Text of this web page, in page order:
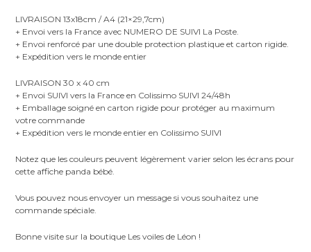
LIVRAISON 13x18cm / A4 (21×29,7cm)
+ Envoi vers la France avec NUMERO DE SUIVI La Poste.
+ Envoi renforcé par une double protection plastique et carton rigide.
+ Expédition vers le monde entier
LIVRAISON 30 x 40 cm
+ Envoi SUIVI vers la France en Colissimo SUIVI 24/48h
+ Emballage soigné en carton rigide pour protéger au maximum
votre commande
+ Expédition vers le monde entier en Colissimo SUIVI
Notez que les couleurs peuvent légèrement varier selon les écrans pour
cette affiche panda bébé.
Vous pouvez nous envoyer un message si vous souhaitez une
commande spéciale.
Bonne visite sur la boutique Les voiles de Léon !